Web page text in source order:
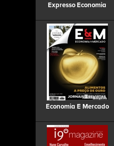
Expresso Economia
Economia E Mercado